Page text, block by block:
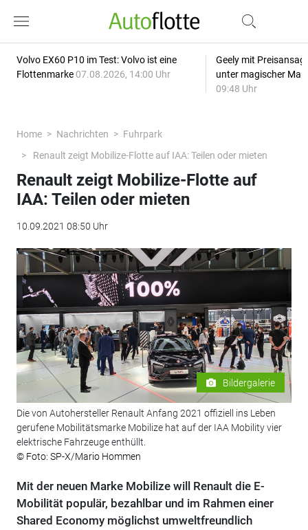
Volvo EX60 P10 im Test: Volvo ist eine
Flottenmarke 07.08.2026, 14:00 Uhr
Geely mit
unter magischer
09:48 Uhr
Home Nachrichten
Fuhrpark
Renault zeigt Mobilize-Flotte auf IAA: Teilen oder mieten
Renault zeigt Mobilize-Flotte auf
IAA: Teilen oder mieten
10.09.2021 08:50 Uhr
Bildergalerie
Die von Autohersteller Renault Anfang 2021 offiziell ins Leben
gerufene Mobilitätsmarke Mobilize hat auf der IAA Mobility vier
elektrische Fahrzeuge enthüllt.
© Foto: SP-X/Mario Hommen
Mit der neuen Marke Mobilize will Renault die E-
Mobilität populär, bezahlbar und im Rahmen einer
Shared Economy möglichst umweltfreundlich